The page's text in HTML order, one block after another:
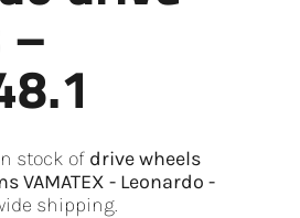
stock of drive wheels
VAMATEX - Leonardo -
shipping.